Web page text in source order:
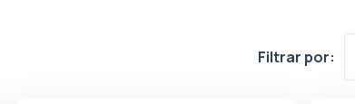
Filtrar por: